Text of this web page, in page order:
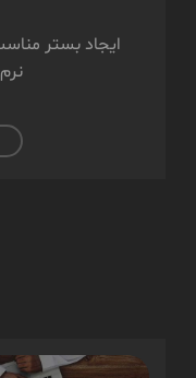
ایجاد بستر